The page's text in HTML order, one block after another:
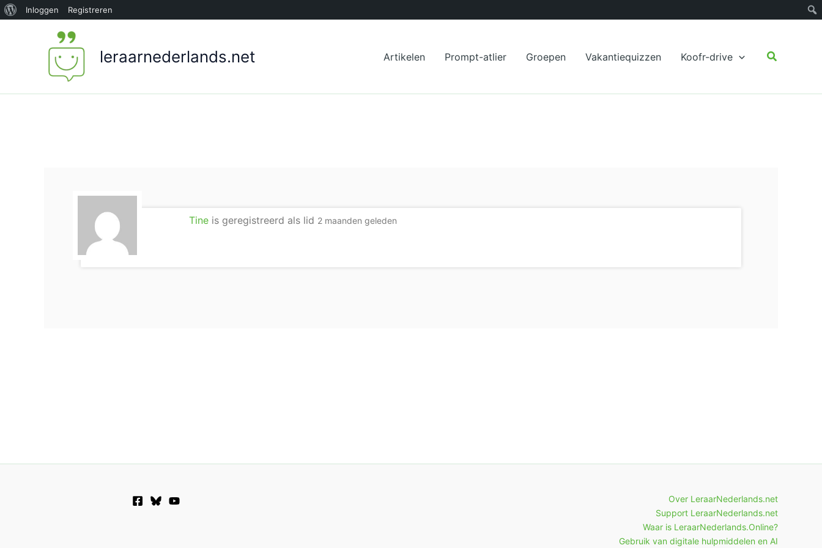
Over
Inloggen Registreren
leraarnederlands.net Artikelen Prompt-atlier Groepen Vakantiequizzen Koofr-drive Zoeken
Tine is geregistreerd als lid 2 maanden geleden
Over LeraarNederlands.net
Support LeraarNederlands.net
Waar is LeraarNederlands.Online?
Gebruik van digitale hulpmiddelen en AI